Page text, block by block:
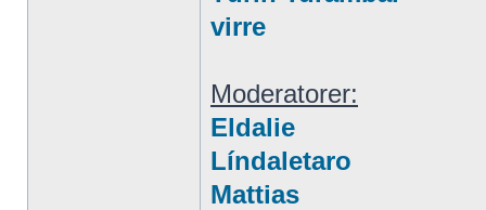
virre
Moderatorer:
Eldalie
Líndaletaro
Mattias